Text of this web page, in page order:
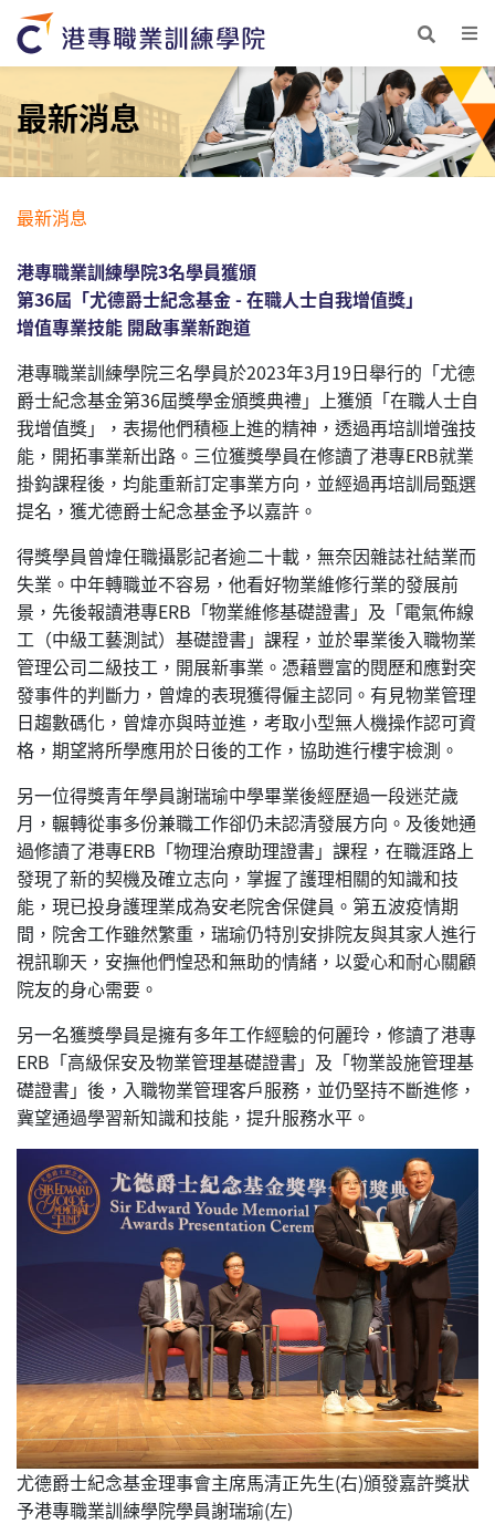
最新消息
最新消息
港專職業訓練學院3名學員獲頒
第36屆「尤德爵士紀念基金 - 在職人士自我增值獎」
增值專業技能 開啟事業新跑道
港專職業訓練學院三名學員於2023年3月19日舉行的「尤德
爵士紀念基金第36屆獎學金頒獎典禮」上獲頒「在職人士自
我增值獎」，表揚他們積極上進的精神，透過再培訓增強技
能，開拓事業新出路。三位獲獎學員在修讀了港專ERB就業
掛鈎課程後，均能重新訂定事業方向，並經過再培訓局甄選
提名，獲尤德爵士紀念基金予以嘉許。
得獎學員曾煒任職攝影記者逾二十載，無奈因雜誌社結業而
失業。中年轉職並不容易，他看好物業維修行業的發展前
景，先後報讀港專ERB「物業維修基礎證書」及「電氣佈線
工（中級工藝測試）基礎證書」課程，並於畢業後入職物業
管理公司二級技工，開展新事業。憑藉豐富的閱歷和應對突
發事件的判斷力，曾煒的表現獲得僱主認同。有見物業管理
日趨數碼化，曾煒亦與時並進，考取小型無人機操作認可資
格，期望將所學應用於日後的工作，協助進行樓宇檢測。
另一位得獎青年學員謝瑞瑜中學畢業後經歷過一段迷茫歲
月，輾轉從事多份兼職工作卻仍未認清發展方向。及後她通
過修讀了港專ERB「物理治療助理證書」課程，在職涯路上
發現了新的契機及確立志向，掌握了護理相關的知識和技
能，現已投身護理業成為安老院舍保健員。第五波疫情期
間，院舍工作雖然繁重，瑞瑜仍特別安排院友與其家人進行
視訊聊天，安撫他們惶恐和無助的情緒，以愛心和耐心關顧
院友的身心需要。
另一名獲獎學員是擁有多年工作經驗的何麗玲，修讀了港專
ERB「高級保安及物業管理基礎證書」及「物業設施管理基
礎證書」後，入職物業管理客戶服務，並仍堅持不斷進修，
冀望通過學習新知識和技能，提升服務水平。
尤德爵士紀念基金理事會主席馬清正先生(右)頒發嘉許獎狀
予港專職業訓練學院學員謝瑞瑜(左)